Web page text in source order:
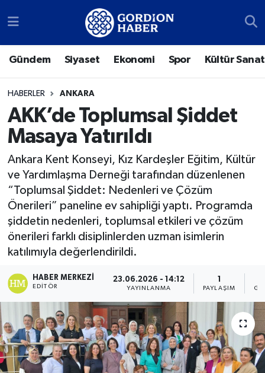
Gündem Siyaset Ekonomi Spor Kültür Sanat
HABERLER ANKARA
AKK’de Toplumsal Şiddet
Masaya Yatırıldı
Ankara Kent Konseyi, Kız Kardeşler Eğitim, Kültür
ve Yardımlaşma Derneği tarafından düzenlenen
“Toplumsal Şiddet: Nedenleri ve Çözüm
Önerileri” paneline ev sahipliği yaptı. Programda
şiddetin nedenleri, toplumsal etkileri ve çözüm
önerileri farklı disiplinlerden uzman isimlerin
katılımıyla değerlendirildi.
HABER MERKEZI
EDITÖR
23.06.2026 - 14:12
YAYINLANMA
1
PAYLAŞIM
Sosyal Medya Hesaplarımız
Siyaset
Ekonomi
Spor
Kültür Sanat
Türk Dünyası
Polatlı
Gordion
Ankara Nöbetçi Eczaneler
Ankara Trafik Yoğunluk Haritası
Süper Lig Puan Durumu ve Fikstür
Tüm Manşetler
Son Dakika Haberleri
Haber Arşivi